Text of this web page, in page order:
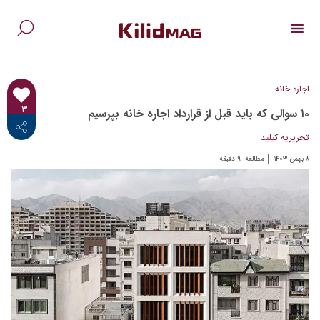
۳
<i class="fab fa-facebook-f"></i>
اجاره خانه
۱۰ سوالی که باید قبل از قرارداد اجاره خانه بپرسیم
تحریریه کیلید
۸ بهمن ۱۴۰۳ مطالعه: ۹ دقیقه